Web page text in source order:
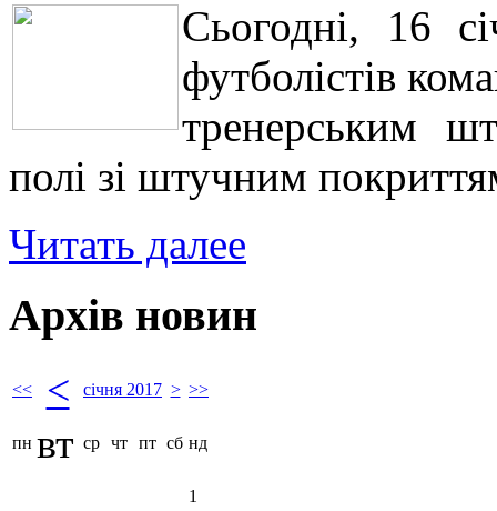
Сьогодні, 16
футболістів
тренерським
полі зі штучним
Читать далее
Архів новин
<< < січня 2017 > >>
пн вт ср чт пт сб нд
1